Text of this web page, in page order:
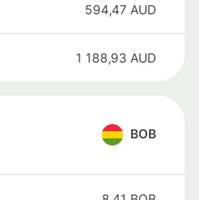
594,47 AUD
1 188,93 AUD
BOB